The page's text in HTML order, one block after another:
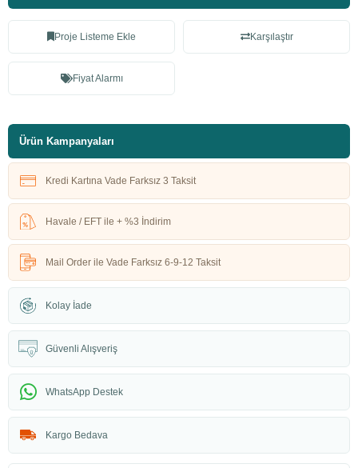
Proje Listeme Ekle Karşılaştır
Fiyat Alarmı
Ürün Kampanyaları
Kredi Kartına Vade Farksız 3 Taksit
Havale / EFT ile + %3 İndirim
Mail Order ile Vade Farksız 6-9-12 Taksit
Kolay İade
Güvenli Alışveriş
WhatsApp Destek
Kargo Bedava